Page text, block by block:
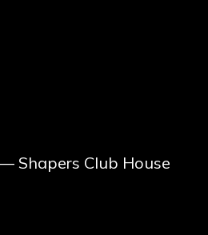
Shapers Club House